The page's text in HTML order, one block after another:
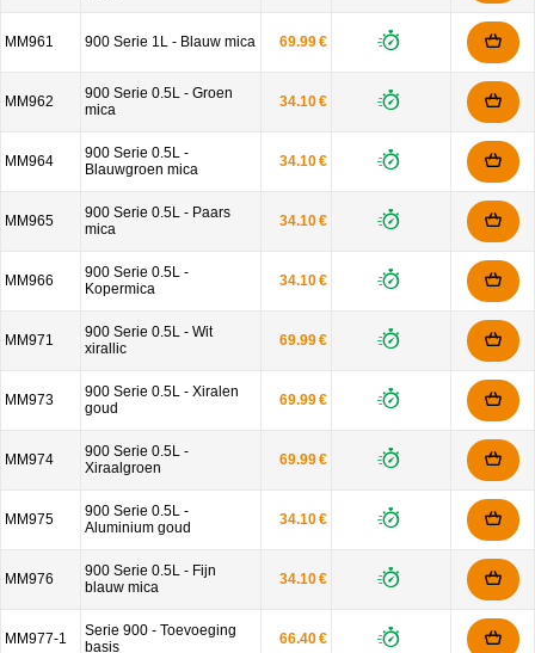
MM961 900 Serie 1L - Blauw mica 69.99 €
MM962
900 Serie 0.5L - Groen
mica
34.10 €
MM964
900 Serie 0.5L -
Blauwgroen mica
34.10 €
MM965
900 Serie 0.5L - Paars
mica
34.10 €
MM966
900 Serie 0.5L -
Kopermica
34.10 €
MM971
900 Serie 0.5L - Wit
xirallic
69.99 €
MM973
900 Serie 0.5L - Xiralen
goud
69.99 €
MM974
900 Serie 0.5L -
Xiraalgroen
69.99 €
MM975
900 Serie 0.5L -
Aluminium goud
34.10 €
MM976
900 Serie 0.5L - Fijn
blauw mica
34.10 €
MM977-1
Serie 900 - Toevoeging
basis
66.40 €